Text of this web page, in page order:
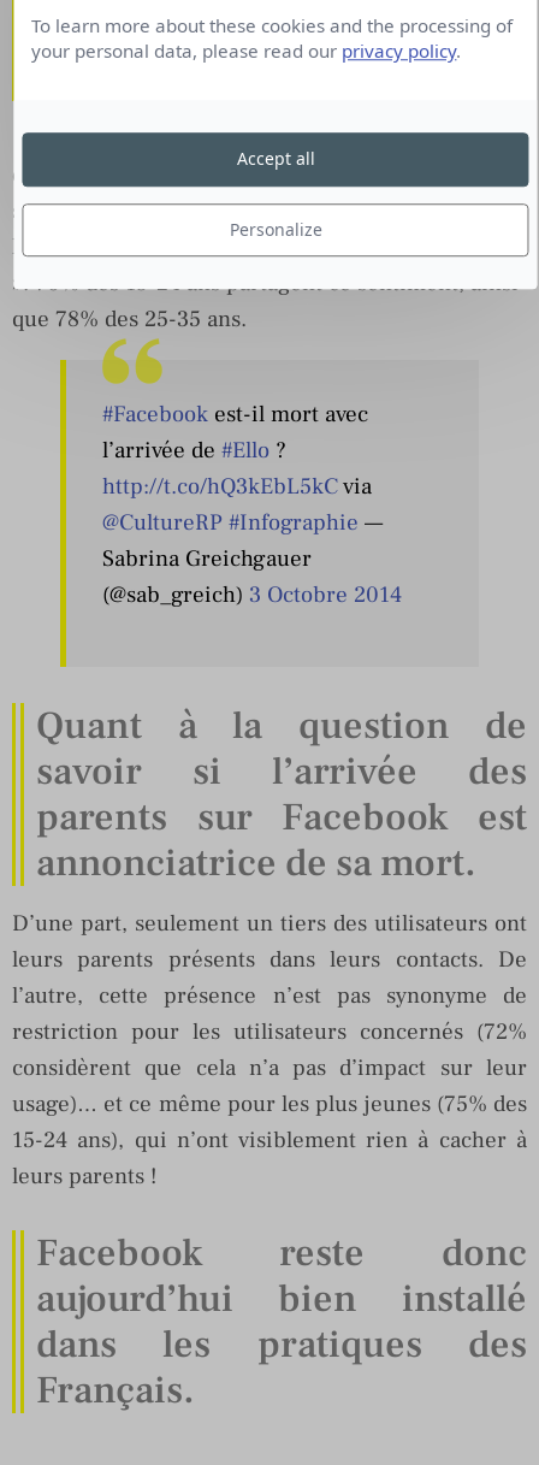
sociaux font-ils de l’ombre à
Facebook ?
Le réseau social de Marc Zuckerberg reste leader
dans l’esprit des Français. Près de trois Français
sur quatre (73%) considèrent que c’est aujourd’hui
le réseau social « le plus actif et le plus dynamique
». 76% des 15-24 ans partagent ce sentiment, ainsi
que 78% des 25-35 ans.
#Facebook est-il mort avec
l’arrivée de #Ello ?
http://t.co/hQ3kEbL5kCvia
@CultureRP #Infographie —
Sabrina Greichgauer
(@sab_greich) 3 Octobre 2014
Quant à la question de
savoir si l’arrivée des
parents sur Facebook est
annonciatrice de sa mort.
D’une part, seulement un tiers des utilisateurs ont
leurs parents présents dans leurs contacts. De
l’autre, cette présence n’est pas synonyme de
restriction pour les utilisateurs concernés (72%
considèrent que cela n’a pas d’impact sur leur
usage)… et ce même pour les plus jeunes (75% des
15-24 ans), qui n’ont visiblement rien à cacher à
leurs parents !
Facebook reste donc
aujourd’hui bien installé
dans les pratiques des
Français.
To learn more about these cookies and the processing of
your personal data, please read our privacy policy.
Personalize
Accept all